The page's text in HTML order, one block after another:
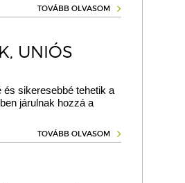
TOVÁBB OLVASOM
UNIÓS
sikeresebbé tehetik a
járulnak hozzá a
TOVÁBB OLVASOM